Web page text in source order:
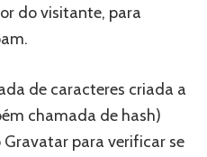
do visitante, para
de caracteres criada a
chamada de hash)
para verificar se